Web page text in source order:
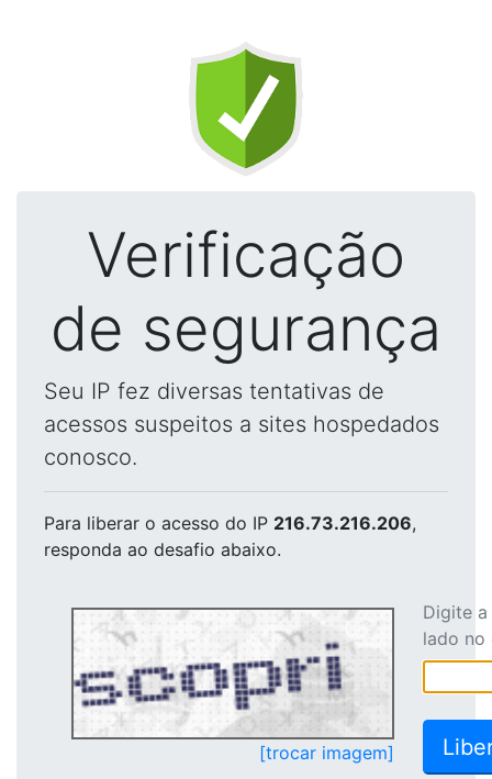
Verificação
de segurança
Seu IP fez diversas tentativas de
acessos suspeitos a sites hospedados
conosco.
Para liberar o acesso do IP 216.73.216.206,
responda ao desafio abaixo.
[trocar imagem]
Digite
lado no